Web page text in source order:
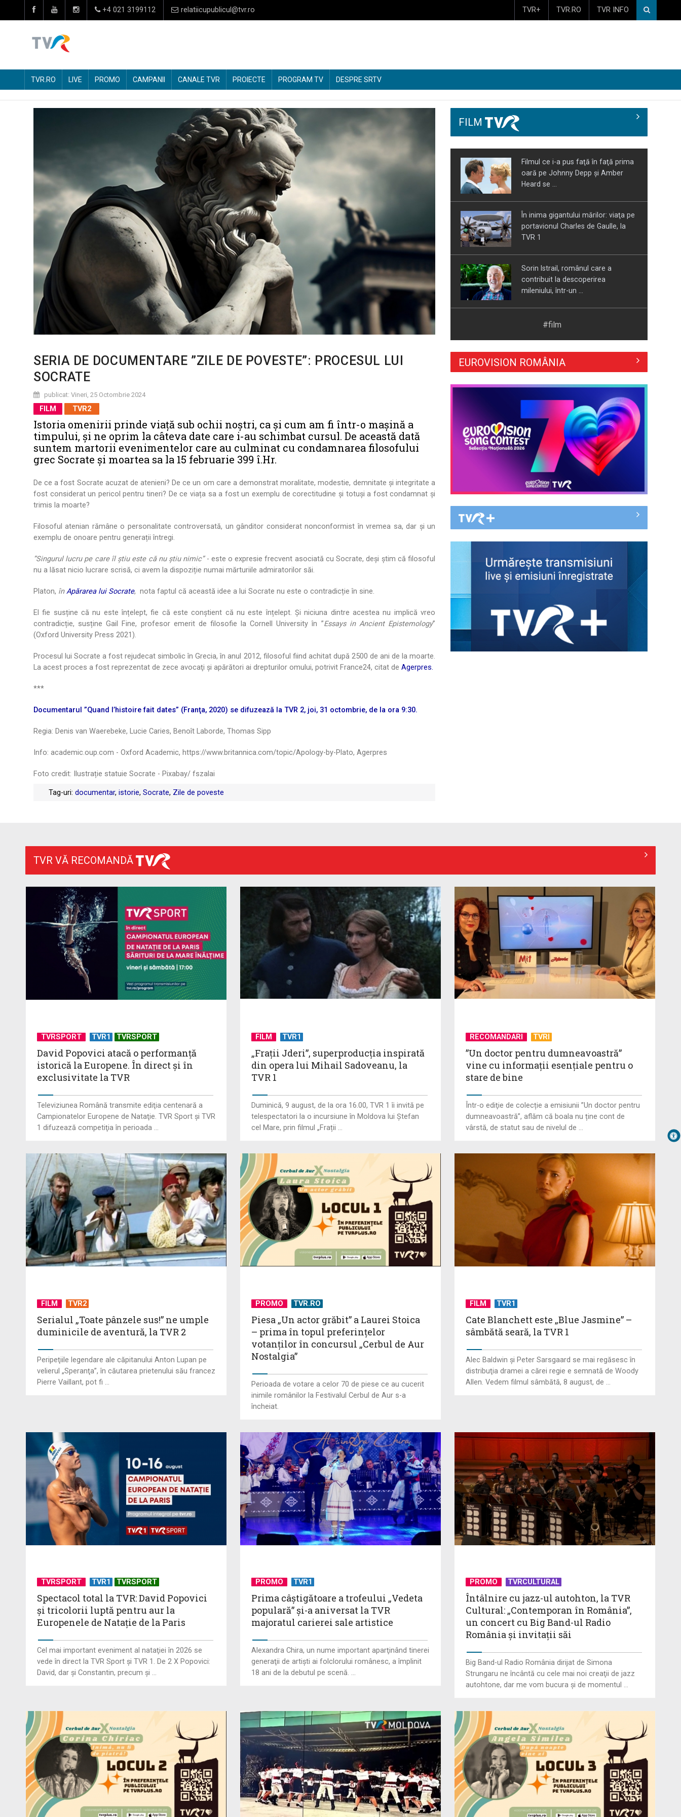
+4 021 3199112 relatiicupublicul@tvr.ro TVR+ TVR.RO TVR INFO
TVR.RO LIVE PROMO CAMPANII CANALE TVR PROIECTE PROGRAM TV DESPRE SRTV
SERIA DE DOCUMENTARE ”ZILE DE POVESTE”: PROCESUL LUI
SOCRATE
publicat: Vineri, 25 Octombrie 2024
FILM TVR2
Istoria omenirii prinde viaţă sub ochii noştri, ca şi cum am fi într-o maşină a
timpului, şi ne oprim la câteva date care i-au schimbat cursul. De această dată
suntem martorii evenimentelor care au culminat cu condamnarea filosofului
grec Socrate și moartea sa la 15 februarie 399 î.Hr.
De ce a fost Socrate acuzat de atenieni? De ce un om care a demonstrat moralitate, modestie, demnitate și integritate a
fost considerat un pericol pentru tineri? De ce viața sa a fost un exemplu de corectitudine și totuși a fost condamnat și
trimis la moarte?
Filosoful atenian rămâne o personalitate controversată, un gânditor considerat nonconformist în vremea sa, dar și un
exemplu de onoare pentru generații întregi.
”Singurul lucru pe care îl știu este că nu știu nimic”- este o expresie frecvent asociată cu Socrate, deși știm că filosoful
nu a lăsat nicio lucrare scrisă, ci avem la dispoziție numai mărturiile admiratorilor săi.
Platon, înApărarea lui Socrate, nota faptul că această idee a lui Socrate nu este o contradicție în sine.
El fie susține că nu este înțelept, fie că este conștient că nu este înțelept. Și niciuna dintre acestea nu implică vreo
contradicție, susține Gail Fine, profesor emerit de filosofie la Cornell University în ”Essays in Ancient Epistemology”
(Oxford University Press 2021).
Procesul lui Socrate a fost rejudecat simbolic în Grecia, în anul 2012, filosoful fiind achitat după 2500 de ani de la moarte.
La acest proces a fost reprezentat de zece avocaţi şi apărători ai drepturilor omului, potrivit France24, citat de Agerpres.
***
Documentarul ”Quand l’histoire fait dates” (Franţa, 2020) se difuzează la TVR 2, joi, 31 octombrie, de la ora 9:30.
Regia: Denis van Waerebeke, Lucie Caries, Benoît Laborde, Thomas Sipp
Info: academic.oup.com - Oxford Academic, https://www.britannica.com/topic/Apology-by-Plato, Agerpres
Foto credit: Ilustrație statuie Socrate - Pixabay/ fszalai
Tag-uri: documentar, istorie, Socrate, Zile de poveste
FILM
Filmul ce i-a pus faţă în faţă prima
oară pe Johnny Depp şi Amber
Heard se ...
În inima gigantului mărilor: viaţa pe
portavionul Charles de Gaulle, la
TVR 1
Sorin Istrail, românul care a
contribuit la descoperirea
mileniului, într-un ...
„România are uraniu, dar închide
„Revoluția americană”, un
documentar-eveniment în
„Ion”, ecranizarea de referință a
romanului lui Liviu Rebreanu, la
TVR 2
„O lume de secrete”, un thriller
dramatic despre vină, adevăr și
polar”
Documentarul „Albă ca Zăpada și
cele 7 mineriade”, difuzat la „Dosar
în care ...
Drama istorică „Prinţesa Ja-
Myung”, serialul coreean de la TVR
1
Arnold Schwarzenegger: „Am știut
că vreau să joc rolul Terminatorului
...
„Cap Compas” ne poartă în inima
Italiei: Umbria, între credință, istorie
„Frații Jderi”, superproducția
inspirată din opera lui Mihail
Serialul „Toate pânzele sus!” ne
umple duminicile de aventură, la
TVR 2
Cate Blanchett este „Blue Jasmine”
– sâmbătă seară, la TVR 1
Un reper al cinematografiei
oraș deschis”
De peste 160 de ani în slujba
„Brazilia – întoarcerea la pădure”:
veche, ...
Primul Palme d'Or al lui Emir
Kusturica este „Filmul de artă” de
duminică, ...
Serialul pentru copii „Cireşarii"
#film
EUROVISION ROMÂNIA
TVR VĂ RECOMANDĂ
TVRSPORT TVR1 TVRSPORT
David Popovici atacă o performanţă
istorică la Europene. În direct şi în
exclusivitate la TVR
Televiziunea Română transmite ediţia centenară a
Campionatelor Europene de Nataţie. TVR Sport şi TVR
1 difuzează competiţia în perioada ...
FILM TVR1
„Frații Jderi”, superproducția inspirată
din opera lui Mihail Sadoveanu, la
TVR 1
Duminică, 9 august, de la ora 16.00, TVR 1 îi invită pe
telespectatori la o incursiune în Moldova lui Ștefan
cel Mare, prin filmul „Frații ...
RECOMANDARI TVRI
”Un doctor pentru dumneavoastră”
vine cu informații esențiale pentru o
stare de bine
Într-o ediţie de colecție a emisiunii ”Un doctor pentru
dumneavoastră”, aflăm că boala nu ține cont de
vârstă, de statut sau de nivelul de ...
FILM TVR2
Serialul „Toate pânzele sus!” ne umple
duminicile de aventură, la TVR 2
Peripeţiile legendare ale căpitanului Anton Lupan pe
velierul „Speranţa”, în căutarea prietenului său francez
Pierre Vaillant, pot fi ...
PROMO TVR.RO
Piesa „Un actor grăbit” a Laurei Stoica
– prima în topul preferinţelor
votanţilor în concursul „Cerbul de Aur
Nostalgia”
Perioada de votare a celor 70 de piese ce au cucerit
inimile românilor la Festivalul Cerbul de Aur s-a
încheiat.
FILM TVR1
Cate Blanchett este „Blue Jasmine” –
sâmbătă seară, la TVR 1
Alec Baldwin şi Peter Sarsgaard se mai regăsesc în
distribuţia dramei a cărei regie e semnată de Woody
Allen. Vedem filmul sâmbătă, 8 august, de ...
TVRSPORT TVR1 TVRSPORT
Spectacol total la TVR: David Popovici
și tricolorii luptă pentru aur la
Europenele de Natație de la Paris
Cel mai important eveniment al nataţiei în 2026 se
vede în direct la TVR Sport şi TVR 1. De 2 X Popovici:
David, dar şi Constantin, precum şi ...
PROMO TVR1
Prima câştigătoare a trofeului „Vedeta
populară” şi-a aniversat la TVR
majoratul carierei sale artistice
Alexandra Chira, un nume important aparţinând tinerei
generaţii de artişti ai folclorului românesc, a împlinit
18 ani de la debutul pe scenă. ...
PROMO TVRCULTURAL
Întâlnire cu jazz-ul autohton, la TVR
Cultural: „Contemporan în România”,
un concert cu Big Band-ul Radio
România şi invitaţii săi
Big Band-ul Radio România dirijat de Simona
Strungaru ne încântă cu cele mai noi creaţii de jazz
autohtone, dar me vom bucura şi de momentul ...